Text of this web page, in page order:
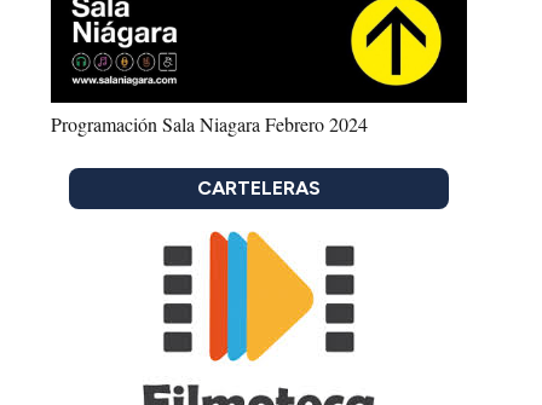
Programación Sala Niagara Febrero 2024
CARTELERAS